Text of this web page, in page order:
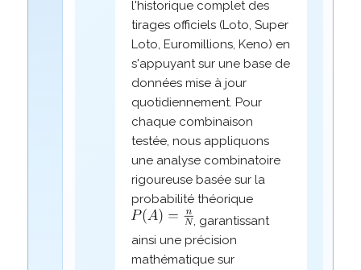
l'historique complet des
tirages officiels (Loto, Super
Loto, Euromillions, Keno) en
s'appuyant sur une base de
données mise à jour
quotidiennement. Pour
chaque combinaison
testée, nous appliquons
une analyse combinatoire
rigoureuse basée sur la
probabilité théorique
, garantissant
ainsi une précision
mathématique sur